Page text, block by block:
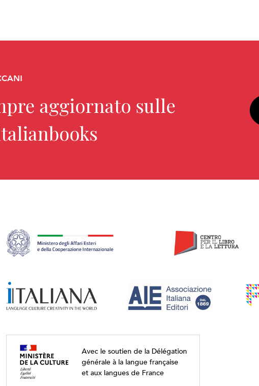
aggiornato sulle
Avec le soutien de la Délégation
générale à la langue française
et aux langues de France